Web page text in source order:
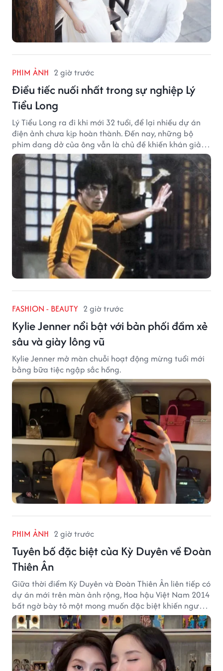
PHIM ẢNH 2 giờ trước
Điều tiếc nuối nhất trong sự nghiệp Lý
Tiểu Long
Lý Tiểu Long ra đi khi mới 32 tuổi, để lại nhiều dự án
điện ảnh chưa kịp hoàn thành. Đến nay, những bộ
phim dang dở của ông vẫn là chủ đề khiến khán giả
tiếc nuối.
FASHION - BEAUTY 2 giờ trước
Kylie Jenner nổi bật với bản phối đầm xẻ
sâu và giày lông vũ
Kylie Jenner mở màn chuỗi hoạt động mừng tuổi mới
bằng bữa tiệc ngập sắc hồng.
PHIM ẢNH 2 giờ trước
Tuyên bố đặc biệt của Kỳ Duyên về Đoàn
Thiên Ân
Giữa thời điểm Kỳ Duyên và Đoàn Thiên Ân liên tiếp có
dự án mới trên màn ảnh rộng, Hoa hậu Việt Nam 2014
bất ngờ bày tỏ một mong muốn đặc biệt khiến người
hâm mộ chú ý.